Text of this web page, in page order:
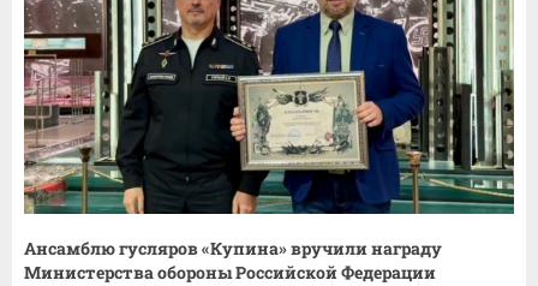
Ансамблю гусляров «Купина» вручили награду
Министерства обороны Российской Федерации